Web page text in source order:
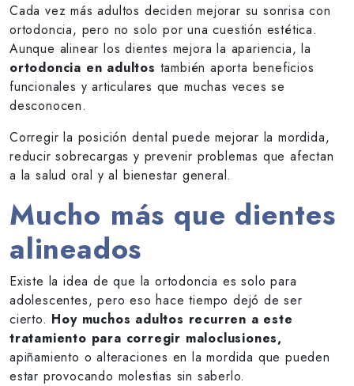
Cada vez más adultos deciden mejorar su sonrisa con
ortodoncia, pero no solo por una cuestión estética.
Aunque alinear los dientes mejora la apariencia, la
ortodoncia en adultos también aporta beneficios
funcionales y articulares que muchas veces se
desconocen.
Corregir la posición dental puede mejorar la mordida,
reducir sobrecargas y prevenir problemas que afectan
a la salud oral y al bienestar general.
Mucho más que dientes
alineados
Existe la idea de que la ortodoncia es solo para
adolescentes, pero eso hace tiempo dejó de ser
cierto. Hoy muchos adultos recurren a este
tratamiento para corregir maloclusiones,
apiñamiento o alteraciones en la mordida que pueden
estar provocando molestias sin saberlo.